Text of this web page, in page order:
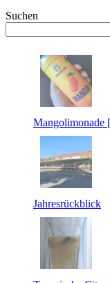
Suchen
Mangolimonade
Jahresrückblick